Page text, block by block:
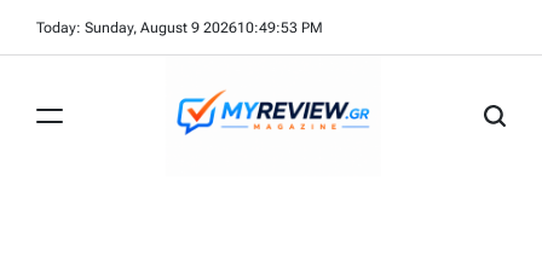
Today: Sunday, August 9 202610:49:54 PM